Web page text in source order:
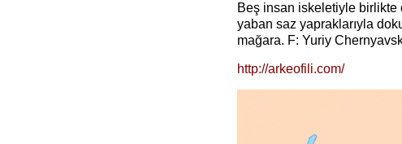
Beş insan iskeletiyle birlikte
yaban saz yapraklarıyla
mağara. F: Yuriy
http://arkeofili.com/